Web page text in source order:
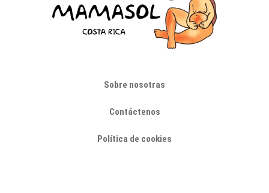
Sobre nosotras
Contáctenos
Política de cookies